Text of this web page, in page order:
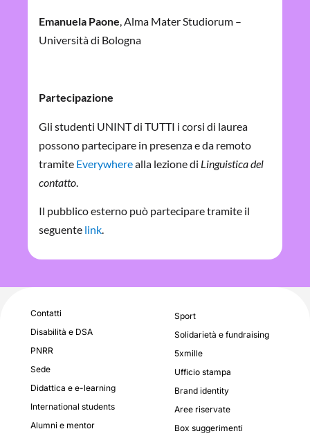
Emanuela Paone, Alma Mater Studiorum –
Università di Bologna
Partecipazione
Gli studenti UNINT di TUTTI i corsi di laurea
possono partecipare in presenza e da remoto
tramite Everywherealla lezione di Linguistica del
contatto
Il pubblico esterno può partecipare tramite il
seguente link.
Contatti
Disabilità e DSA
PNRR
Sede
Didattica e e-learning
International students
Alumni e mentor
Sport
Solidarietà e fundraising
5xmille
Ufficio stampa
Brand identity
Aree riservate
Box suggerimenti